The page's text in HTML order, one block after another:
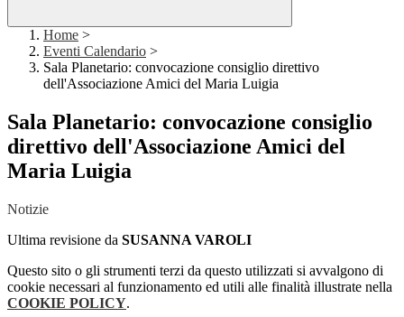
Home >
Eventi Calendario >
Sala Planetario: convocazione consiglio direttivo
dell'Associazione Amici del Maria Luigia
Sala Planetario: convocazione consiglio
direttivo dell'Associazione Amici del
Maria Luigia
Notizie
Ultima revisione da SUSANNA VAROLI
Questo sito o gli strumenti terzi da questo utilizzati si avvalgono di
cookie necessari al funzionamento ed utili alle finalità illustrate nella
COOKIE POLICY.